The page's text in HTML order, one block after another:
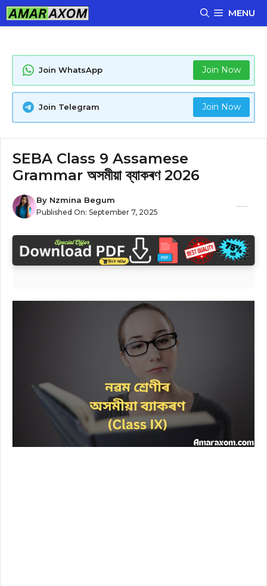
Skip
to
MENU
Join WhatsApp Join Now
Join Telegram Join Now
SEBA Class 9 Assamese
Grammar অসমীয়া ব্যাকৰণ 2026
By Nzmina Begum
Published On: September 7, 2025